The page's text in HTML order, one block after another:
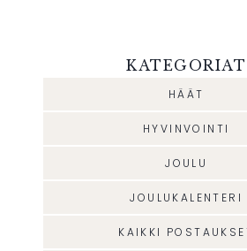
KATEGORIAT
HÄÄT
HYVINVOINTI
JOULU
JOULUKALENTERI
KAIKKI